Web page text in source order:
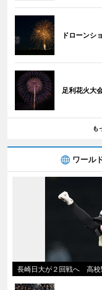
ドローンシ
足利花火大
も
ワール
長崎日大が２回戦へ 高校